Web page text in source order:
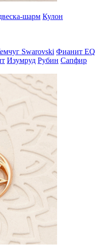
шарм Кулон
Swarovski Фианит EQ
Изумруд Рубин Сапфир